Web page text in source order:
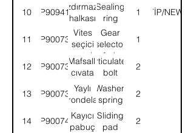
10 9P909415
Sızdırmazlık
halkası
Sealing
ring
1
YENİTİP/
11 9P900737
Vites
seçici
çatal
Gear
selector
fork
1
12 9P900738
Mafsallı
cıvata
Articulated
bolt
2
13 9P900739
Yaylı
rondela
Washer,
spring
2
14 9P900740
Kayıcı
pabuç
Sliding
pad
2